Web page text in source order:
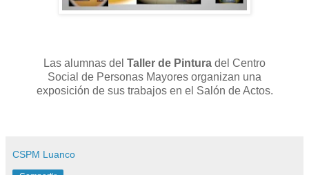
Las alumnas del Taller de Pintura del Centro
Social de Personas Mayores organizan una
exposición de sus trabajos en el Salón de Actos.
CSPM Luanco